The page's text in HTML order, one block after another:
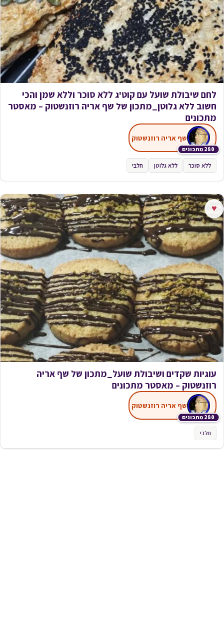
לחם שיבולת שועל עם קוט'ג ללא סוכר וללא שמן והכי
חשוב ללא גלוטן_מתכון של שף אריה רוזנשטוק – מאסטר
מתכונים
280 מתכונים
שף אריה רוזנשטוק
ללא סוכר ללא גלוטן חלבי
♥
עוגיות שקדים ושיבולת שועל_מתכון של שף אריה
רוזנשטוק – מאסטר מתכונים
280 מתכונים
שף אריה רוזנשטוק
חלבי